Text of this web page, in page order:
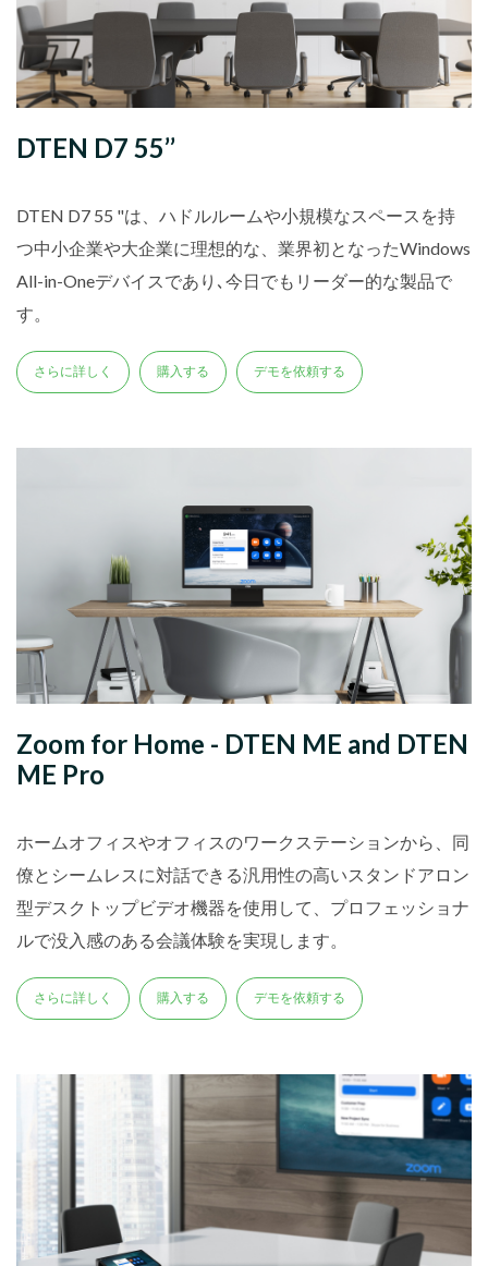
DTEN D7 55’’
DTEN D7 55 "は、ハドルルームや小規模なスペースを持
つ中小企業や大企業に理想的な、業界初となったWindows
All-in-Oneデバイスであり､今日でもリーダー的な製品で
す。
さらに詳しく 購入する デモを依頼する
Zoom for Home - DTEN ME and DTEN
ME Pro
ホームオフィスやオフィスのワークステーションから、同
僚とシームレスに対話できる汎用性の高いスタンドアロン
型デスクトップビデオ機器を使用して、プロフェッショナ
ルで没入感のある会議体験を実現します。
さらに詳しく 購入する デモを依頼する